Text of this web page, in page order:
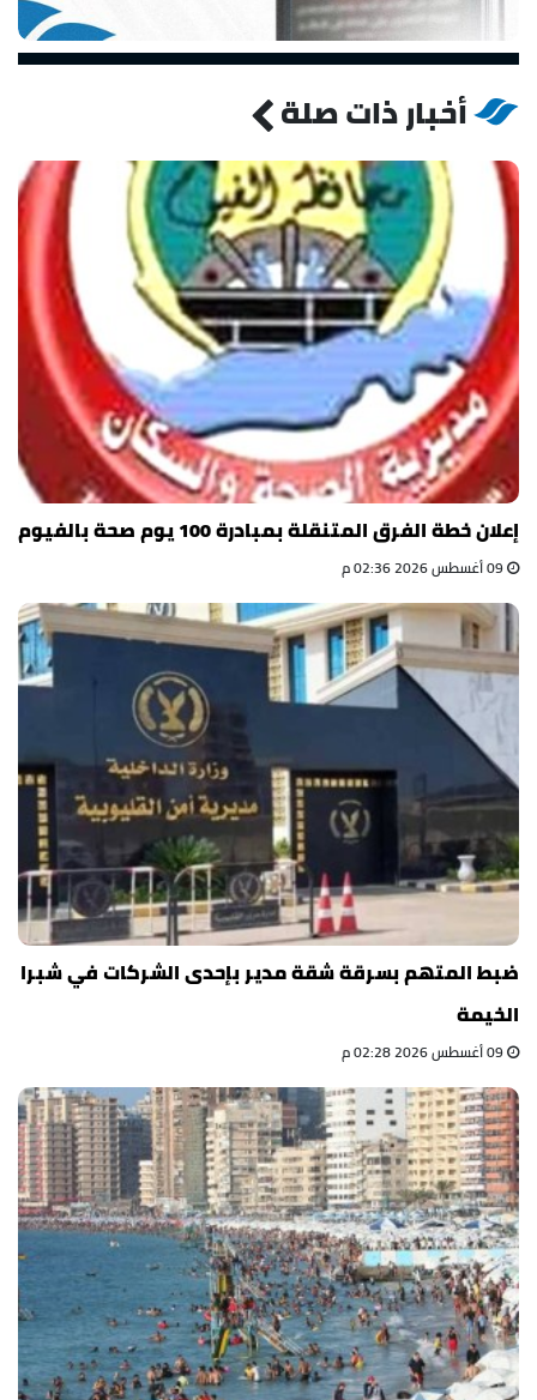
أخبار ذات صلة
إعلان خطة الفرق المتنقلة بمبادرة 100 يوم صحة بالفيوم
ضبط المتهم بسرقة شقة مدير بإحدى الشركات في شبرا
الخيمة